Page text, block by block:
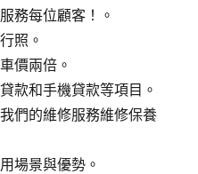
務每位顧客！。
照。
價兩倍。
款和手機貸款等項目。
們的維修服務維修保養
場景與優勢。